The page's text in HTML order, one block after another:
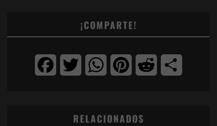
¡COMPARTE!
FacebookTwitter WhatsAppPinterest Reddit
RELACIONADOS